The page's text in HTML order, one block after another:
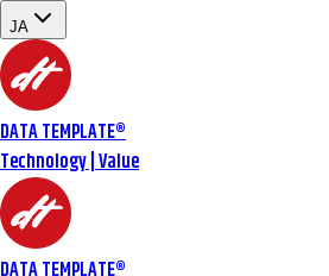
JA
DATA TEMPLATE®
Technology | Value